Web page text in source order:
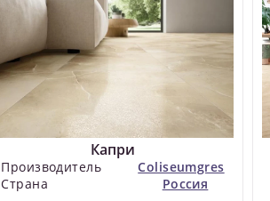
Капри
Производитель
Coliseumgres
Страна
Россия